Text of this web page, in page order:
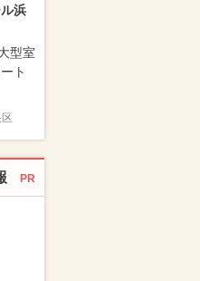
浜
型室
ト
PR